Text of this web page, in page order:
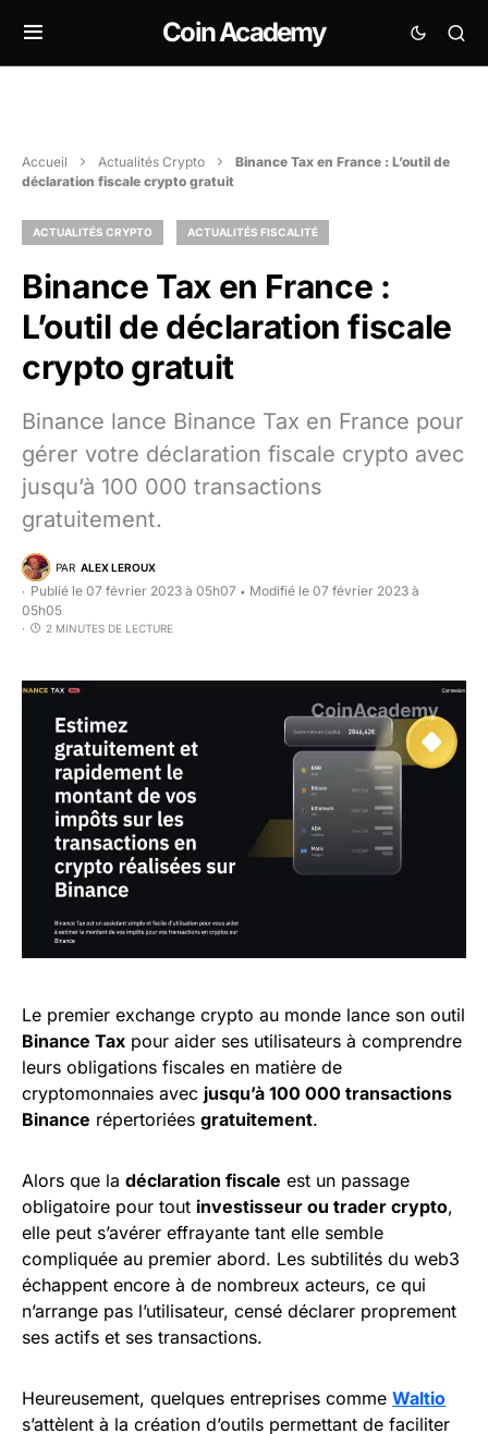
Coin Academy
Accueil Actualités Crypto
Binance Tax en France : L’outil de
déclaration fiscale crypto gratuit
ACTUALITÉS CRYPTO ACTUALITÉS FISCALITÉ
Binance Tax en France :
L’outil de déclaration fiscale
crypto gratuit
Binance lance Binance Tax en France pour
gérer votre déclaration fiscale crypto avec
jusqu’à 100 000 transactions
gratuitement.
PAR ALEX LEROUX
Publié le 07 février 2023 à 05h07 • Modifié le 07 février 2023 à
05h05
2 MINUTES DE LECTURE
Le premier exchange crypto au monde lance son outil
Binance Tax pour aider ses utilisateurs à comprendre
leurs obligations fiscales en matière de
cryptomonnaies avec jusqu’à 100 000 transactions
Binance répertoriées gratuitement.
Alors que la déclaration fiscale est un passage
obligatoire pour tout investisseur ou trader crypto,
elle peut s’avérer effrayante tant elle semble
compliquée au premier abord. Les subtilités du web3
échappent encore à de nombreux acteurs, ce qui
n’arrange pas l’utilisateur, censé déclarer proprement
ses actifs et ses transactions.
Heureusement, quelques entreprises comme Waltio
s’attèlent à la création d’outils permettant de faciliter